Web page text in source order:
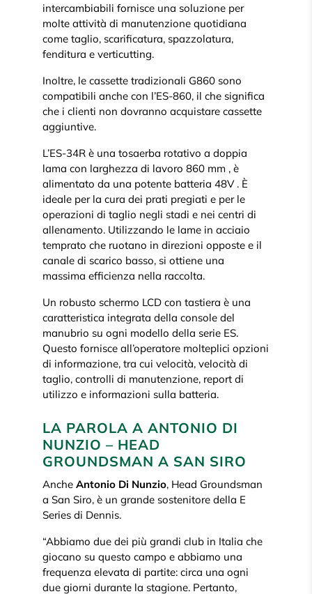
intercambiabili fornisce una soluzione per
molte attività di manutenzione quotidiana
come taglio, scarificatura, spazzolatura,
fenditura e verticutting.
Inoltre, le cassette tradizionali G860 sono
compatibili anche con l’ES-860, il che significa
che i clienti non dovranno acquistare cassette
aggiuntive.
L’ES-34R è una tosaerba rotativo a doppia
lama con larghezza di lavoro 860 mm , è
alimentato da una potente batteria 48V . È
ideale per la cura dei prati pregiati e per le
operazioni di taglio negli stadi e nei centri di
allenamento. Utilizzando le lame in acciaio
temprato che ruotano in direzioni opposte e il
canale di scarico basso, si ottiene una
massima efficienza nella raccolta.
Un robusto schermo LCD con tastiera è una
caratteristica integrata della console del
manubrio su ogni modello della serie ES.
Questo fornisce all’operatore molteplici opzioni
di informazione, tra cui velocità, velocità di
taglio, controlli di manutenzione, report di
utilizzo e informazioni sulla batteria.
LA PAROLA A ANTONIO DI
NUNZIO – HEAD
GROUNDSMAN A SAN SIRO
AncheAntonio Di Nunzio, Head Groundsman
a San Siro, è un grande sostenitore della E
Series di Dennis.
“Abbiamo due dei più grandi club in Italia che
giocano su questo campo e abbiamo una
frequenza elevata di partite: circa una ogni
due giorni durante la stagione. Pertanto,